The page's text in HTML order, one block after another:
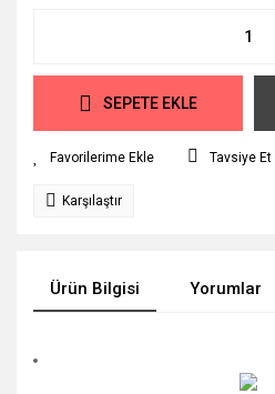
SEPETE EKLE
Tavsiye Et
Karşılaştır
Ürün Bilgisi Yorumlar